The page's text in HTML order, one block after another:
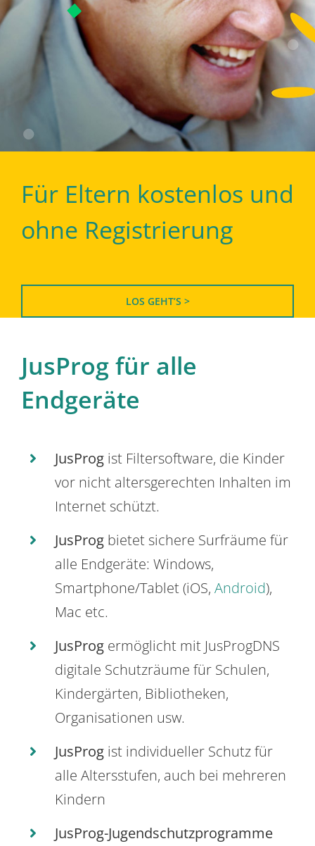
Für Eltern kostenlos und
ohne Registrierung
LOS GEHT’S >
JusProg für alle
Endgeräte
JusProg ist Filtersoftware, die Kinder
vor nicht altersgerechten Inhalten im
Internet schützt.
JusProg bietet sichere Surfräume für
alle Endgeräte: Windows,
Smartphone/Tablet (iOS, Android),
Mac etc.
JusProg ermöglicht mit JusProgDNS
digitale Schutzräume für Schulen,
Kindergärten, Bibliotheken,
Organisationen usw.
JusProg ist individueller Schutz für
alle Altersstufen, auch bei mehreren
Kindern
JusProg-Jugendschutzprogramme